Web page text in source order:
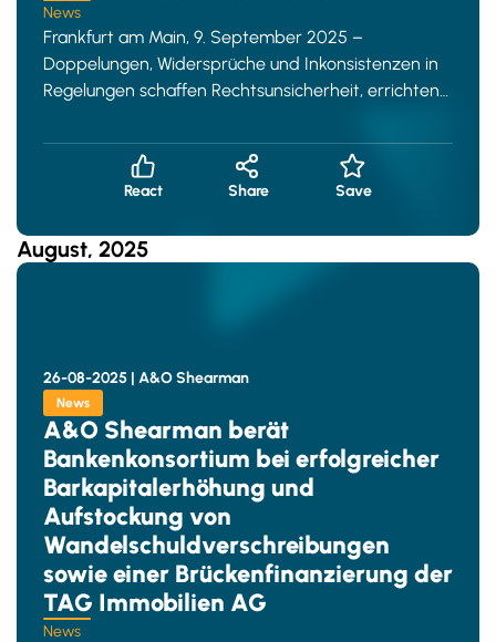
News
Frankfurt am Main, 9. September 2025 –
Doppelungen, Widersprüche und Inkonsistenzen in
Regelungen schaffen Rechtsunsicherheit, errichten
React Share Save
August, 2025
26-08-2025 | A&O Shearman
News
A&O Shearman berät
Bankenkonsortium bei erfolgreicher
Barkapitalerhöhung und
Aufstockung von
Wandelschuldverschreibungen
sowie einer Brückenfinanzierung der
TAG Immobilien AG
News